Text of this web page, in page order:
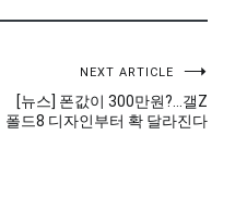
NEXT ARTICLE
[뉴스] 폰값이 300만원?…갤Z
폴드8 디자인부터 확 달라진다